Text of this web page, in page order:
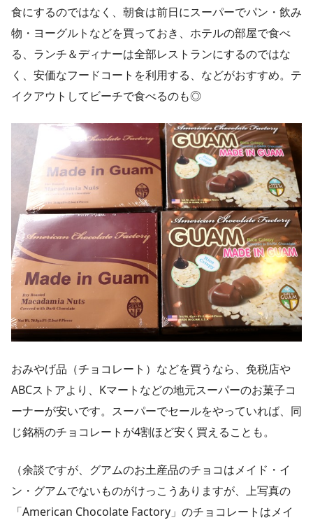
食にするのではなく、朝食は前日にスーパーでパン・飲み
物・ヨーグルトなどを買っておき、ホテルの部屋で食べ
る、ランチ＆ディナーは全部レストランにするのではな
く、安価なフードコートを利用する、などがおすすめ。テ
イクアウトしてビーチで食べるのも◎
おみやげ品（チョコレート）などを買うなら、免税店や
ABCストアより、Kマートなどの地元スーパーのお菓子コ
ーナーが安いです。スーパーでセールをやっていれば、同
じ銘柄のチョコレートが4割ほど安く買えることも。
（余談ですが、グアムのお土産品のチョコはメイド・イ
ン・グアムでないものがけっこうありますが、上写真の
「American Chocolate Factory」のチョコレートはメイ